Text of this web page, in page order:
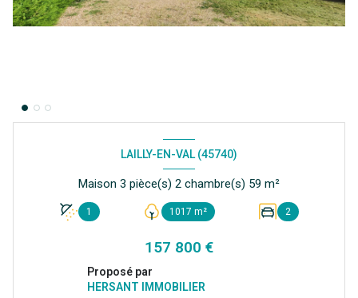
LAILLY-EN-VAL (45740)
Maison 3 pièce(s) 2 chambre(s) 59 m²
1 1017 m² 2
157 800 €
Proposé par
HERSANT IMMOBILIER